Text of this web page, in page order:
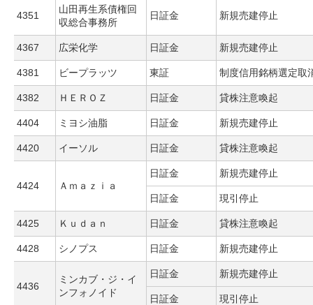
4351
山田再生系債権回
収総合事務所
日証金 新規売建停止
4367 広栄化学 日証金 新規売建停止
4381 ビープラッツ 東証 制度信用銘柄選定取
4382 ＨＥＲＯＺ 日証金 貸株注意喚起
4404 ミヨシ油脂 日証金 新規売建停止
4420 イーソル 日証金 貸株注意喚起
4424 Ａｍａｚｉａ
日証金 新規売建停止
日証金 現引停止
4425 Ｋｕｄａｎ 日証金 貸株注意喚起
4428 シノプス 日証金 新規売建停止
4436
ミンカブ・ジ・イ
ンフォノイド
日証金 新規売建停止
日証金 現引停止